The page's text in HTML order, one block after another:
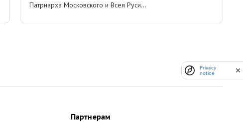
Патриарха Московского и Всея Руси...
Партнерам
Privacy
notice